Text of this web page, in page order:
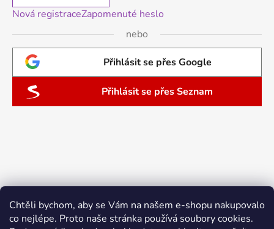
Chtěli bychom, aby se Vám na našem e-shopu nakupovalo
co nejlépe. Proto naše stránka používá soubory cookies.
Nová registraceZapomenuté heslo
nebo
Přihlásit se přes Google
Přihlásit se přes Seznam